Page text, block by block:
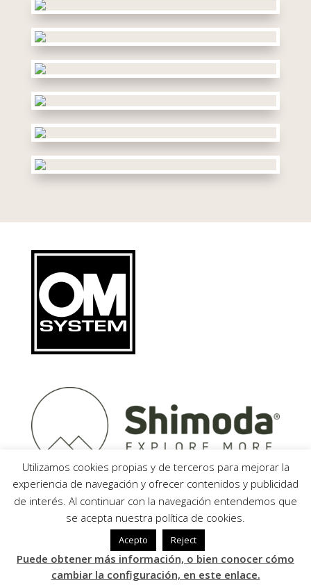
javierparrilla.com © 2020 - All Rights Reserved -
Desarrollado porLBM Diseño Web
Utilizamos cookies propias y de terceros para mejorar la
experiencia de navegación y ofrecer contenidos y publicidad
de interés. Al continuar con la navegación entendemos que
se acepta nuestra política de cookies.
Acepto Reject
Puede obtener más información, o bien conocer cómo
cambiar la configuración, en este enlace.